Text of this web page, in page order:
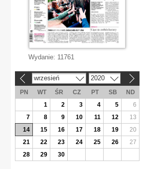
Wydanie: 11761
wrzesień 2020
PN WT ŚR CZ PT SB
ND
1
2 3 4 5
6
7
8 9 10 11 12
13
14
15 16 17 18 19
20
21
22 23 24 25 26
27
28
29 30